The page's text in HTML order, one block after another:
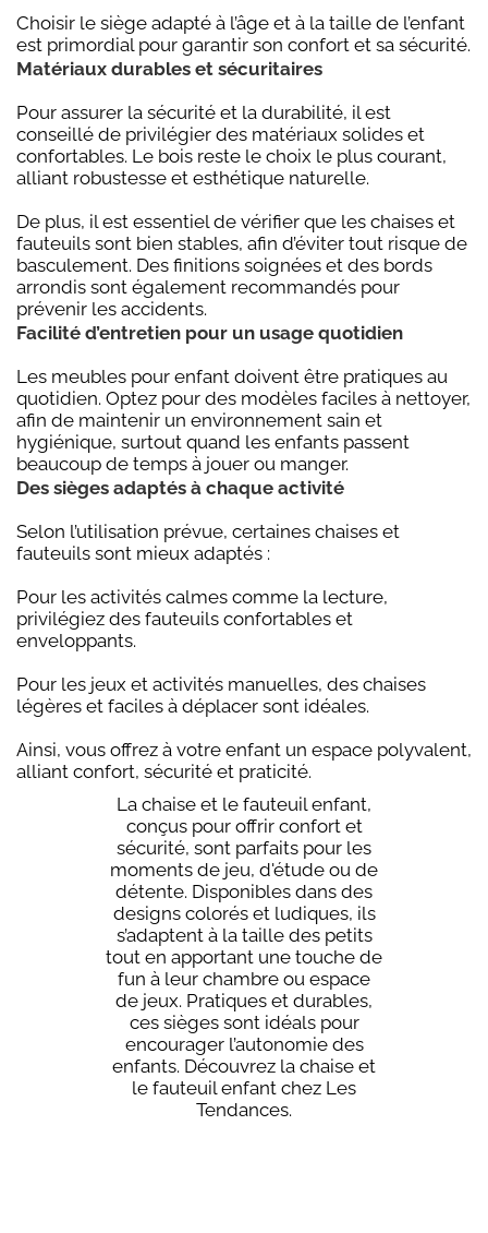
La chaise et le fauteuil enfant,
conçus pour offrir confort et
sécurité, sont parfaits pour les
moments de jeu, d'étude ou de
détente. Disponibles dans des
designs colorés et ludiques, ils
s’adaptent à la taille des petits
tout en apportant une touche de
fun à leur chambre ou espace
de jeux. Pratiques et durables,
ces sièges sont idéals pour
encourager l’autonomie des
enfants. Découvrez la chaise et
le fauteuil enfant chez Les
Tendances.
Choisir le siège adapté à l’âge et à la taille de l’enfant
est primordial pour garantir son confort et sa sécurité.
Matériaux durables et sécuritaires
Pour assurer la sécurité et la durabilité, il est
conseillé de privilégier des matériaux solides et
confortables. Le bois reste le choix le plus courant,
alliant robustesse et esthétique naturelle.
De plus, il est essentiel de vérifier que les chaises et
fauteuils sont bien stables, afin d’éviter tout risque de
basculement. Des finitions soignées et des bords
arrondis sont également recommandés pour
prévenir les accidents.
Facilité d’entretien pour un usage quotidien
Les meubles pour enfant doivent être pratiques au
quotidien. Optez pour des modèles faciles à nettoyer,
afin de maintenir un environnement sain et
hygiénique, surtout quand les enfants passent
beaucoup de temps à jouer ou manger.
Des sièges adaptés à chaque activité
Selon l’utilisation prévue, certaines chaises et
fauteuils sont mieux adaptés :
Pour les activités calmes comme la lecture,
privilégiez des fauteuils confortables et
enveloppants.
Pour les jeux et activités manuelles, des chaises
légères et faciles à déplacer sont idéales.
Ainsi, vous offrez à votre enfant un espace polyvalent,
alliant confort, sécurité et praticité.